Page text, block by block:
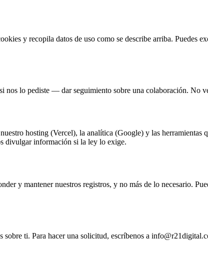
y recopila datos de uso como se describe arriba. Puedes
lo pediste — dar seguimiento sobre una colaboración. No
hosting (Vercel), la analítica (Google) y las herramientas
divulgar información si la ley lo exige.
y mantener nuestros registros, y no más de lo necesario.
ti. Para hacer una solicitud, escríbenos a